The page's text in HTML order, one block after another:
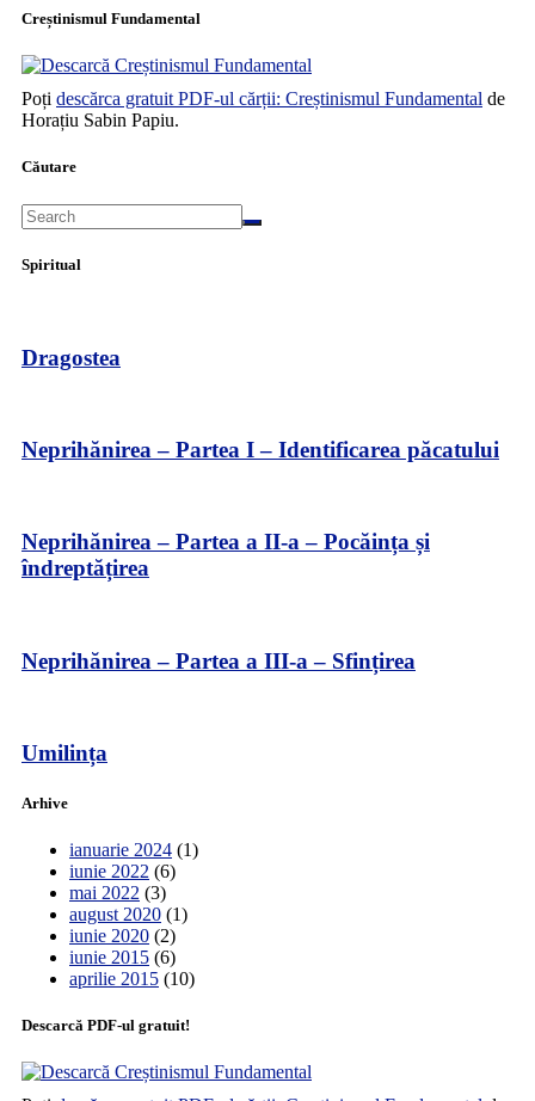
Creștinismul Fundamental
Poți descărca gratuit PDF-ul cărții: Creștinismul Fundamental de
Horațiu Sabin Papiu.
Căutare
Spiritual
Dragostea
Neprihănirea – Partea I – Identificarea păcatului
Neprihănirea – Partea a II-a – Pocăința și
îndreptățirea
Neprihănirea – Partea a III-a – Sfințirea
Umilința
Arhive
ianuarie 2024 (1)
iunie 2022 (6)
mai 2022 (3)
august 2020 (1)
iunie 2020 (2)
iunie 2015 (6)
aprilie 2015 (10)
Descarcă PDF-ul gratuit!